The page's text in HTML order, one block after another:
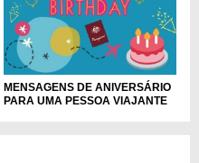
MENSAGENS DE ANIVERSÁRIO
PARA UMA PESSOA VIAJANTE